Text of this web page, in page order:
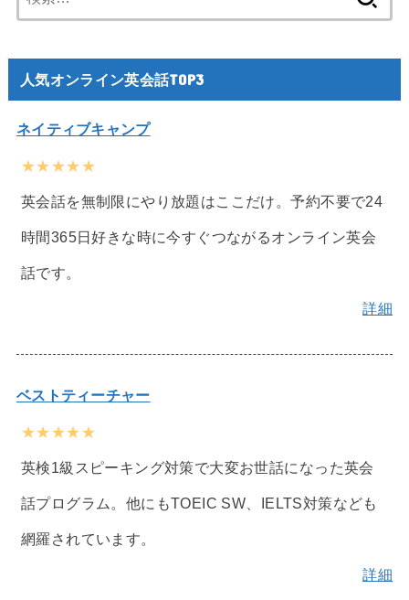
索:
人気オンライン英会話TOP3
ネイティブキャンプ
★★★★★
英会話を無制限にやり放題はここだけ。予約不要で24
時間365日好きな時に今すぐつながるオンライン英会
話です。
詳細
ベストティーチャー
★★★★★
英検1級スピーキング対策で大変お世話になった英会
話プログラム。他にもTOEIC SW、IELTS対策なども
網羅されています。
詳細